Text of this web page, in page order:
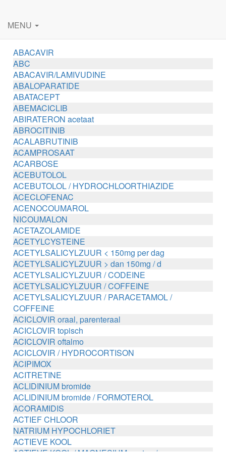
MENU
ABACAVIR
ABC
ABACAVIR/LAMIVUDINE
ABALOPARATIDE
ABATACEPT
ABEMACICLIB
ABIRATERON acetaat
ABROCITINIB
ACALABRUTINIB
ACAMPROSAAT
ACARBOSE
ACEBUTOLOL
ACEBUTOLOL / HYDROCHLOORTHIAZIDE
ACECLOFENAC
ACENOCOUMAROL
NICOUMALON
ACETAZOLAMIDE
ACETYLCYSTEINE
ACETYLSALICYLZUUR < 150mg per dag
ACETYLSALICYLZUUR > dan 150mg / d
ACETYLSALICYLZUUR / CODEINE
ACETYLSALICYLZUUR / COFFEINE
ACETYLSALICYLZUUR / PARACETAMOL /
COFFEINE
ACICLOVIR oraal, parenteraal
ACICLOVIR topisch
ACICLOVIR oftalmo
ACICLOVIR / HYDROCORTISON
ACIPIMOX
ACITRETINE
ACLIDINIUM bromide
ACLIDINIUM bromide / FORMOTEROL
ACORAMIDIS
ACTIEF CHLOOR
NATRIUM HYPOCHLORIET
ACTIEVE KOOL